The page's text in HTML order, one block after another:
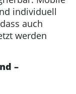
individuell
auch
werden
–